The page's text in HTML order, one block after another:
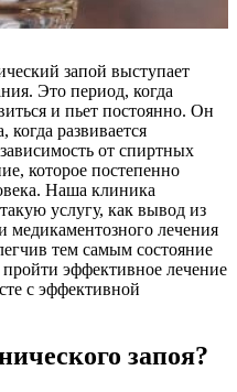
запой выступает
Это период, когда
и пьет постоянно. Он
когда развивается
от спиртных
которое постепенно
Наша клиника
услугу, как вывод из
лечения
тем самым состояние
эффективное лечение
с эффективной
запоя?